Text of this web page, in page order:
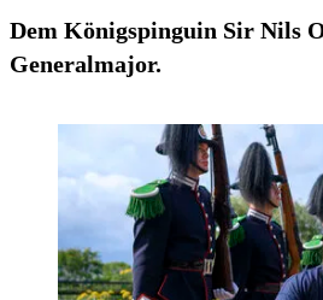
Dem Königspinguin Sir Nils
Generalmajor.